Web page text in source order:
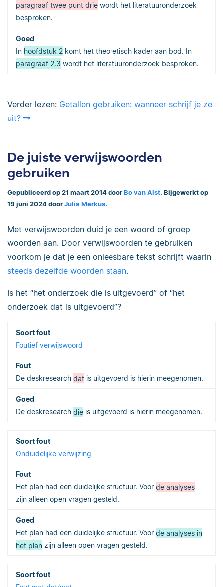
paragraaf twee punt drie wordt het literatuuronderzoek
besproken.
In hoofdstuk 2 komt het theoretisch kader aan bod. In
paragraaf 2.3 wordt het literatuuronderzoek besproken.
Verder lezen: Getallen gebruiken: wanneer schrijf je ze
uit?
De juiste verwijswoorden
gebruiken
Gepubliceerd op 21 maart 2014 door Bo van Alst. Bijgewerkt op
19 juni 2024 door Julia Merkus.
Met verwijswoorden duid je een woord of groep
woorden aan. Door verwijswoorden te gebruiken
voorkom je dat je een onleesbare tekst schrijft waarin
steeds dezelfde woorden staan.
Is het “het onderzoek die is uitgevoerd” of “het
onderzoek dat is uitgevoerd”?
Foutief verwijswoord
De deskresearch dat is uitgevoerd is hierin meegenomen.
De deskresearch die is uitgevoerd is hierin meegenomen.
Onduidelijke verwijzing
Het plan had een duidelijke structuur. Voor de analyses
zijn alleen open vragen gesteld.
Het plan had een duidelijke structuur. Voor de analyses in
het plan zijn alleen open vragen gesteld.